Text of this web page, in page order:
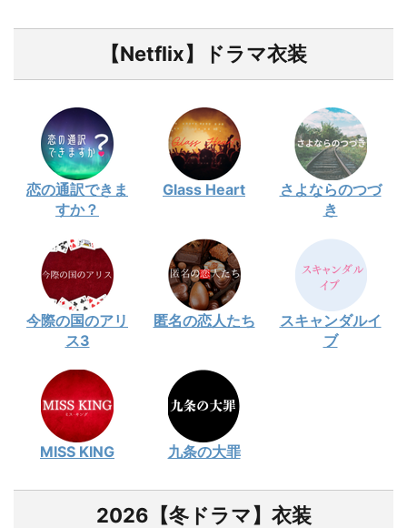
【Netflix】ドラマ衣装
恋の通訳できま
すか？
Glass Heart
さよならのつづ
き
今際の国のアリ
ス3
匿名の恋人たち
スキャンダルイ
ブ
MISS KING 九条の大罪
2026【冬ドラマ】衣装